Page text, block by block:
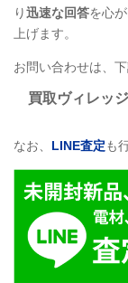
り迅速な回答を心
上げます。
お問い合わせは、
買取ヴィレッ
なお、 LINE査定も